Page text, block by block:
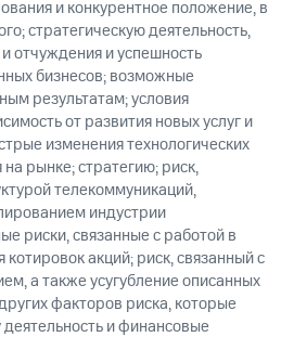
и конкурентное положение, в
стратегическую деятельность,
отчуждения и успешность
бизнесов; возможные
результатам; условия
от развития новых услуг и
изменения технологических
рынке; стратегию; риск,
телекоммуникаций,
индустрии
риски, связанные с работой в
котировок акций; риск, связанный с
а также усугубление описанных
факторов риска, которые
и финансовые